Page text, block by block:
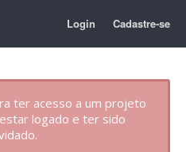
Login Cadastre-se
ter acesso a um projeto
logado e ter sido